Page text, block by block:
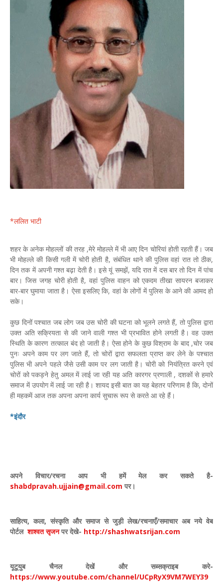
*ललित भाटी
शहर के अनेक मोहल्लों की तरह ,मेरे मोहल्ले में भी आए दिन चोरियां होती रहती हैं। जब
भी मोहल्ले की किसी गली में चोरी होती है, संबंधित थाने की पुलिस वहां रात तो ठीक,
दिन तक में अपनी गश्त बढ़ा देती है। इसे यूं समझें, यदि रात में दस बार तो दिन में पांच
बार। जिस जगह चोरी होती है, वहां पुलिस वाहन को एकदम तीखा सायरन बजाकर
बार-बार घुमाया जाता है। ऐसा इसलिए कि, वहां के लोगों में पुलिस के आने की आमद हो
सके।
कुछ दिनों पश्चात जब लोग जब उस चोरी की घटना को भूलने लगते हैं, तो पुलिस द्वारा
उक्त अति सक्रियता से की जाने वाली गश्त भी प्रभावित होने लगती है। वह उक्त
स्थिति के कारण तत्काल बंद हो जाती है। ऐसा होने के कुछ विश्राम के बाद ,चोर जब
पुनः अपने काम पर लग जाते हैं, तो चोरों द्वारा सफलता प्राप्त कर लेने के पश्चात
पुलिस भी अपने पहले जैसे उसी काम पर लग जाती है। चोरी को नियंत्रित करने एवं
चोरों को पकड़ने हेतु अमल में लाई जा रही यह अति कारगर प्रणाली , दशकों से हमारे
समाज में उपयोग में लाई जा रही है। शायद इसी बात का यह बेहतर परिणाम है कि, दोनों
ही महकमें आज तक अपना अपना कार्य सुचारू रूप से करते आ रहे हैं।
*इंदौर
अपने विचार/रचना आप भी हमें मेल कर सकते है-
shabdpravah.ujjain@gmail.com पर।
साहित्य, कला, संस्कृति और समाज से जुड़ी लेख/रचनाएँ/समाचार अब नये वेब
पोर्टल शाश्वत सृजन पर देखे- http://shashwatsrijan.com
यूटूयुब चैनल देखें और सब्सक्राइब करे-
https://www.youtube.com/channel/UCpRyX9VM7WEY39